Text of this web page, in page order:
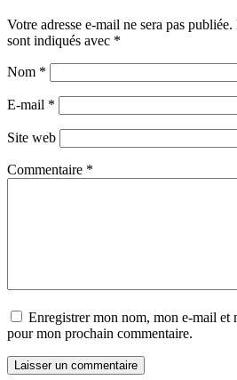
Votre adresse e-mail ne sera pas publiée.
sont indiqués avec *
Nom *
E-mail *
Site web
Commentaire *
Enregistrer mon nom, mon e-mail et
pour mon prochain commentaire.